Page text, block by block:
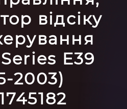
відсіку
E39
2003)